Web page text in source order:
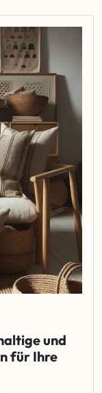
und
für Ihre